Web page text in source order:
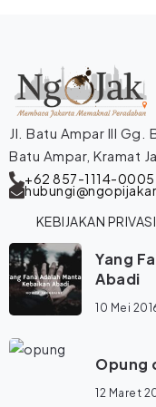
Jl. Batu Ampar III Gg.
Batu Ampar, Kramat
+62 857-1114-0005
KEBIJAKAN PRIVASI
Yang
Abadi
10 Mei
Opung
12 Maret